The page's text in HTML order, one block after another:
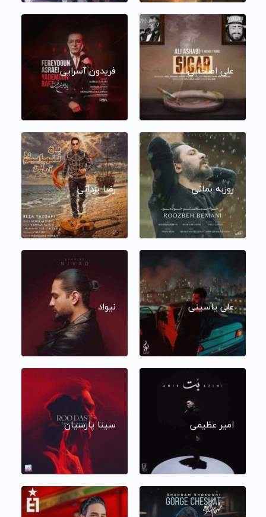
علی اصحابی فریدون آسرایی
روزبه بمانی رضا یزدانی
علی یاسینی نیواد
امیر عظیمی سینا پارسیان